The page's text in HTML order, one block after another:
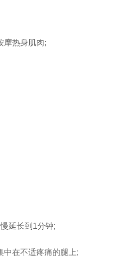
摩热身肌肉;
延长到1分钟;
中在不适疼痛的腿上;